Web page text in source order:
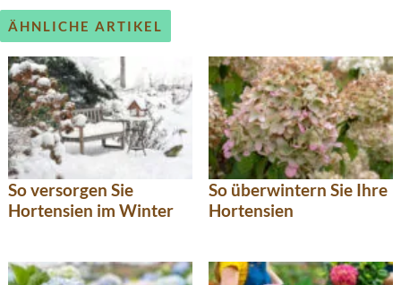
ÄHNLICHE ARTIKEL
So versorgen Sie
Hortensien im Winter
So überwintern Sie Ihre
Hortensien